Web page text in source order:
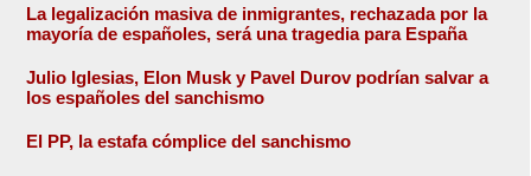
La legalización masiva de inmigrantes, rechazada por la
mayoría de españoles, será una tragedia para España
Julio Iglesias, Elon Musk y Pavel Durov podrían salvar a
los españoles del sanchismo
El PP, la estafa cómplice del sanchismo